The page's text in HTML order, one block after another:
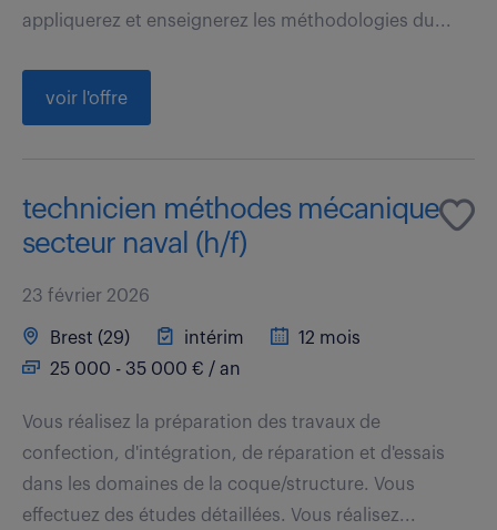
appliquerez et enseignerez les méthodologies du...
voir l'offre
technicien méthodes mécanique
secteur naval (h/f)
23 février 2026
Brest (29) intérim
12 mois
25 000 - 35 000 € / an
Vous réalisez la préparation des travaux de
confection, d'intégration, de réparation et d'essais
dans les domaines de la coque/structure. Vous
effectuez des études détaillées. Vous réalisez...